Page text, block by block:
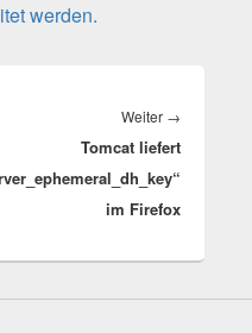
werden.
Weiter →
Beitrag:
Tomcat liefert
im Firefox